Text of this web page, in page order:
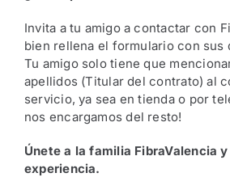
Invita a tu amigo a contactar con
bien rellena el formulario con sus
Tu amigo solo tiene que
apellidos (Titular del contrato) al
servicio, ya sea en tienda o por
nos encargamos del resto!
Únete a la familia FibraValencia
experiencia.